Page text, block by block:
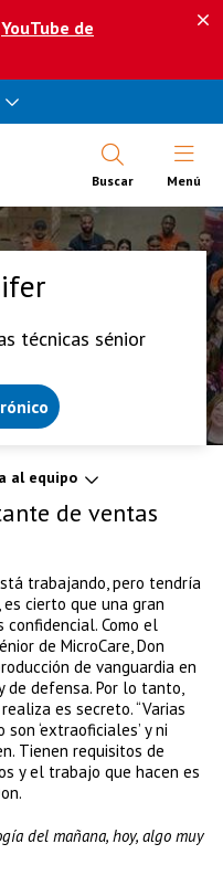
YouTube de
Buscar Abrir
Menú
técnicas sénior
al equipo
de ventas
trabajando, pero tendría
es cierto que una gran
Como el
de MicroCare, Don
de vanguardia en
de defensa. Por lo tanto,
es secreto. “Varias
‘extraoficiales’ y ni
Tienen requisitos de
y el trabajo que hacen es
del mañana, hoy, algo muy